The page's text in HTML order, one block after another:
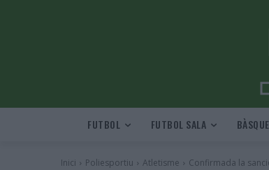
FUTBOL FUTBOL SALA
Inici Poliesportiu Atletisme Confirmada la